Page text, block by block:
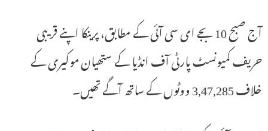
آج صبح 10 بجے ای سی آئی کے مطابق، پرینکا اپنے قریبی
حریف کمیونسٹ پارٹی آف انڈیا کے ستھیان موکیری کے
خلاف 3,47,285 ووٹوں کے ساتھ آگے تھیں۔